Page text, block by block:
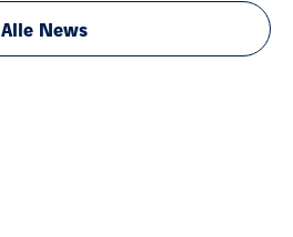
Alle News